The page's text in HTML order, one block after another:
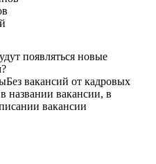
появляться новые
Без вакансий от кадровых
названии вакансии, в
вакансии